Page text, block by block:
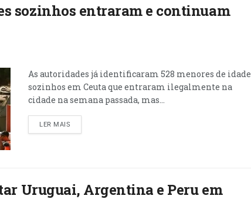
sozinhos entraram e continuam
As autoridades já identificaram 528 menores de idade
sozinhos em Ceuta que entraram ilegalmente na
cidade na semana passada, mas...
LER MAIS
Uruguai, Argentina e Peru em